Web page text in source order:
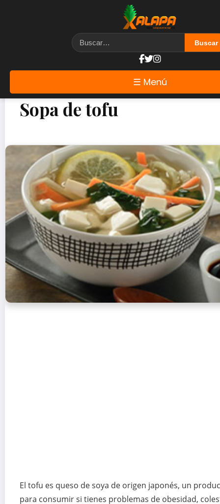
☰ Menú
Sopa de tofu
El tofu es queso de soya de origen japonés, un
para consumir si tienes problemas de obesidad,